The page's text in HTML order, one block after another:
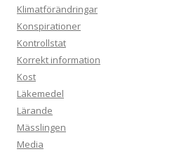
Klimatförändringar
Konspirationer
Kontrollstat
Korrekt information
Kost
Läkemedel
Lärande
Mässlingen
Media